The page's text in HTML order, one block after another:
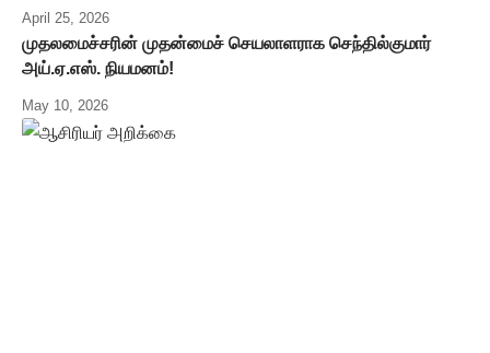
April 25, 2026
முதலமைச்சரின் முதன்மைச் செயலாளராக செந்தில்குமார்
அய்.ஏ.எஸ். நியமனம்!
May 10, 2026